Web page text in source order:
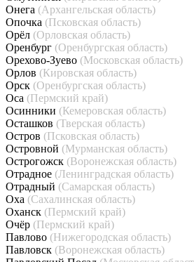
Онега (Архангельская область)
Опочка (Псковская область)
Орёл (Орловская область)
Оренбург (Оренбургская область)
Орехово-Зуево (Московская область)
Орлов (Кировская область)
Орск (Оренбургская область)
Оса (Пермский край)
Осинники (Кемеровская область)
Осташков (Тверская область)
Остров (Псковская область)
Островной (Мурманская область)
Острогожск (Воронежская область)
Отрадное (Ленинградская область)
Отрадный (Самарская область)
Оха (Сахалинская область)
Оханск (Пермский край)
Очёр (Пермский край)
Павлово (Нижегородская область)
Павловск (Воронежская область)